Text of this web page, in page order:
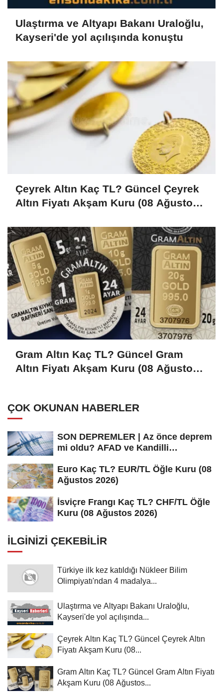
Ulaştırma ve Altyapı Bakanı Uraloğlu,
Kayseri'de yol açılışında konuştu
Çeyrek Altın Kaç TL? Güncel Çeyrek
Altın Fiyatı Akşam Kuru (08 Ağustos
Gram Altın Kaç TL? Güncel Gram
Altın Fiyatı Akşam Kuru (08 Ağustos
ÇOK OKUNAN HABERLER
SON DEPREMLER | Az önce deprem
mi oldu? AFAD ve Kandilli
Euro Kaç TL? EUR/TL Öğle Kuru (08
Ağustos 2026)
İsviçre Frangı Kaç TL? CHF/TL Öğle
Kuru (08 Ağustos 2026)
İLGINIZI ÇEKEBILIR
Türkiye ilk kez katıldığı Nükleer Bilim
Olimpiyatı'ndan 4 madalya...
Ulaştırma ve Altyapı Bakanı Uraloğlu,
Kayseri'de yol açılışında...
Çeyrek Altın Kaç TL? Güncel Çeyrek Altın
Fiyatı Akşam Kuru (08...
Gram Altın Kaç TL? Güncel Gram Altın Fiyatı
Akşam Kuru (08 Ağustos...